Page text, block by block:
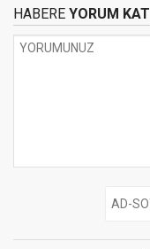
HABERE YORUM KAT